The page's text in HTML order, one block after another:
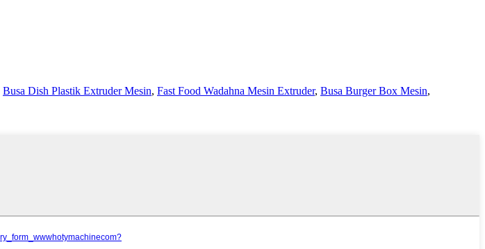
Busa Dish Plastik Extruder Mesin, Fast Food Wadahna Mesin Extruder, Busa Burger Box Mesin,